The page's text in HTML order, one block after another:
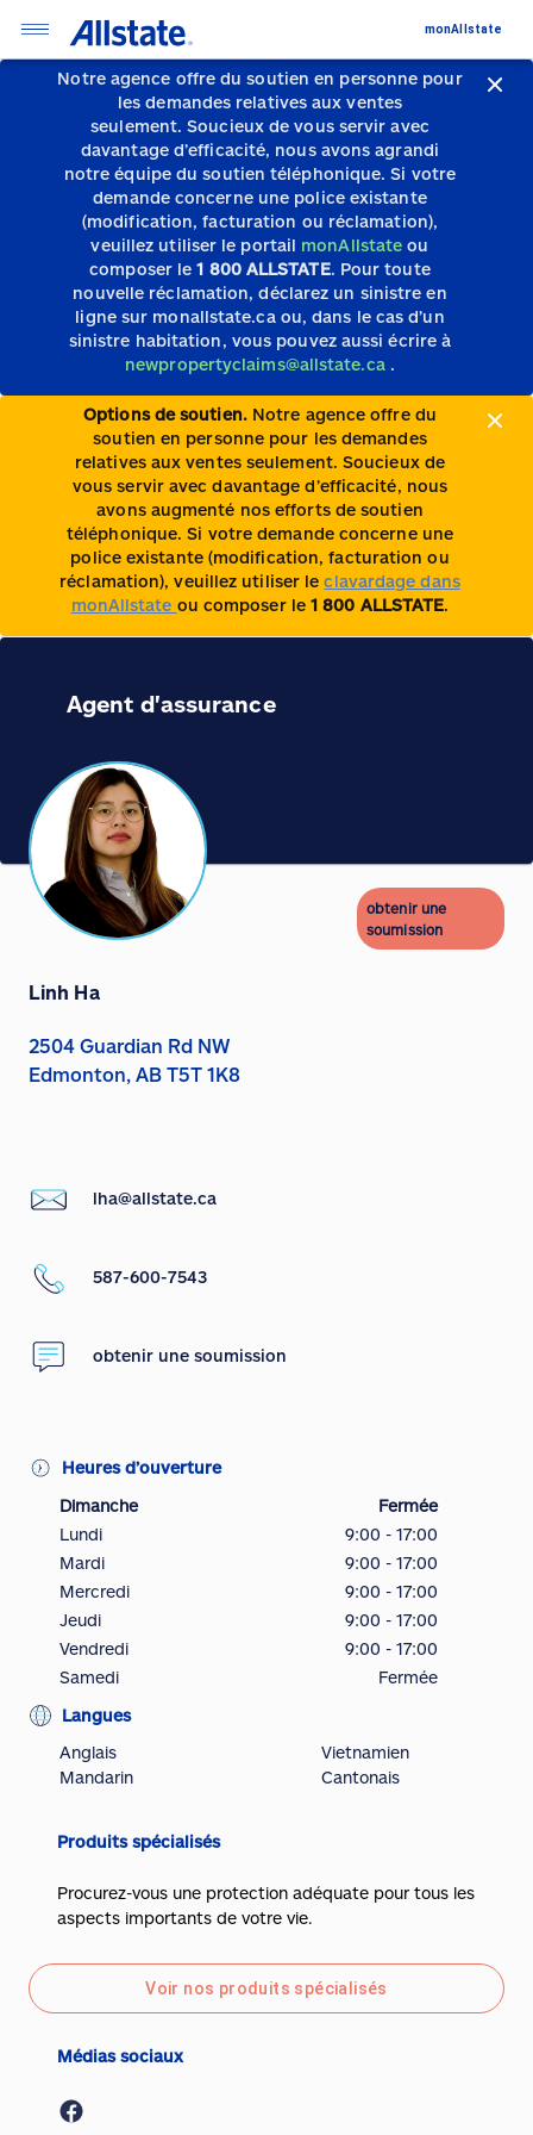
Notre agence offre du soutien en personne pour
les demandes relatives aux ventes
seulement.Soucieux de vous servir avec
davantage d’efficacité, nous avons agrandi
notre équipe du soutien téléphonique.Si votre
demande concerne une police existante
(modification, facturation ou réclamation),
veuillez utiliser le portail monAllstate ou
composer le1 800 ALLSTATE. Pour toute
nouvelle réclamation, déclarez un sinistre en
ligne sur monallstate.ca ou, dans le cas d’un
sinistre habitation, vous pouvez aussi écrire à
newpropertyclaims@allstate.ca .
Options de soutien.Notre agence offre du
soutien en personne pour les demandes
relatives aux ventes seulement. Soucieux de
vous servir avec davantage d’efficacité, nous
avons augmenté nos efforts de soutien
téléphonique. Si votre demande concerne une
police existante (modification, facturation ou
réclamation), veuillez utiliser leclavardage dans
monAllstate ou composer le1 800 ALLSTATE.
monAllstate
Agent d'assurance
obtenir une
soumission
Linh Ha
2504 Guardian Rd NW
Edmonton, AB T5T 1K8
lha@allstate.ca
587-600-7543
obtenir une soumission
Heures d’ouverture
Dimanche
Fermée
Lundi
9:00 - 17:00
Mardi
9:00 - 17:00
Mercredi
9:00 - 17:00
Jeudi
9:00 - 17:00
Vendredi
9:00 - 17:00
Samedi
Fermée
Langues
Anglais
Mandarin
Vietnamien
Cantonais
Produits spécialisés
Procurez-vous une protection adéquate pour tous les
aspects importants de votre vie.
Voir nos produits spécialisés
Médias sociaux